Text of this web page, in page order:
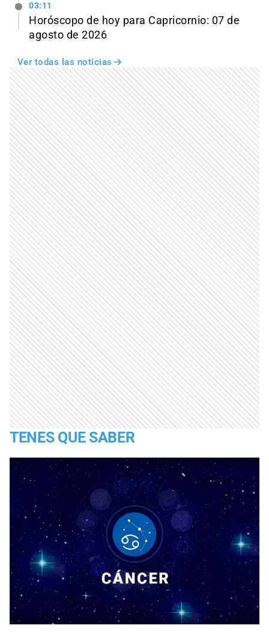
03:11
Horóscopo de hoy para Capricornio: 07 de
agosto de 2026
Ver todas las noticias
TENES QUE SABER